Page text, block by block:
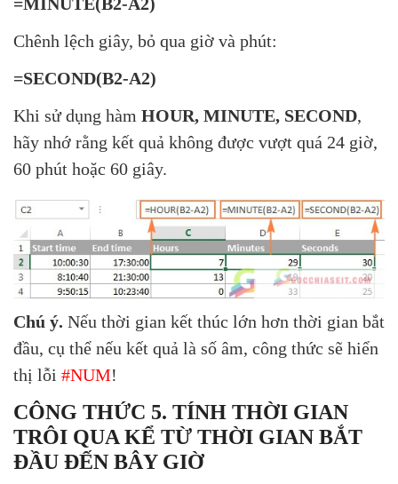
Chênh lệch giây, bỏ qua giờ và phút:
=SECOND(B2-A2)
Khi sử dụng hàm HOUR, MINUTE, SECOND,
hãy nhớ rằng kết quả không được vượt quá 24 giờ,
60 phút hoặc 60 giây.
Chú ý. Nếu thời gian kết thúc lớn hơn thời gian bắt
đầu, cụ thể nếu kết quả là số âm, công thức sẽ hiển
thị lỗi #NUM!
CÔNG THỨC 5. TÍNH THỜI GIAN
TRÔI QUA KỂ TỪ THỜI GIAN BẮT
ĐẦU ĐẾN BÂY GIỜ